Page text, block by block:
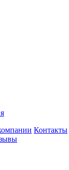
Контакты